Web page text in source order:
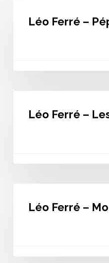
Léo Ferré –
Léo Ferré –
Léo Ferré –